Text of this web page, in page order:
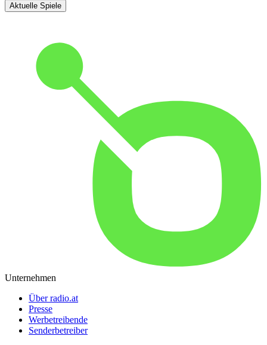
Aktuelle Spiele
Unternehmen
Über radio.at
Presse
Werbetreibende
Senderbetreiber